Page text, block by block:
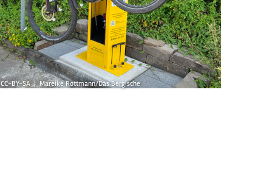
BY-SA | Mareike Rottmann/Das Bergische